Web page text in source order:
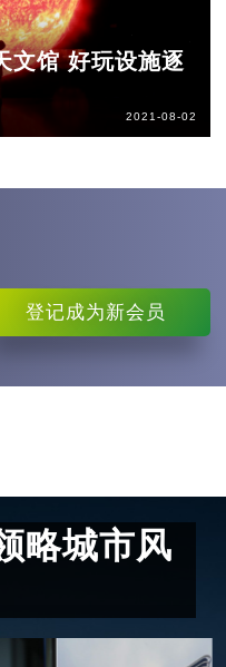
文馆 好玩设施逐
2021-08-02
登记成为新会员
略城市风